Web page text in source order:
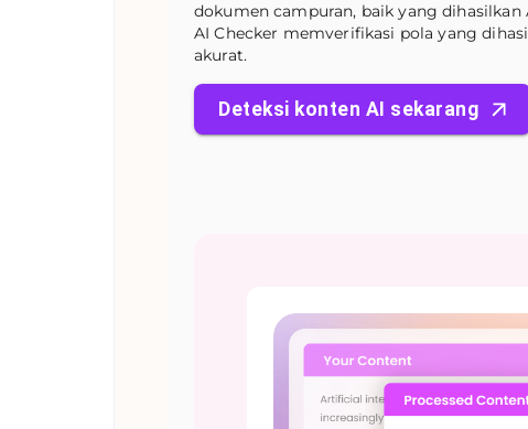
dokumen campuran, baik yang dihasilkan
AI Checker memverifikasi pola yang
akurat.
Deteksi konten AI sekarang